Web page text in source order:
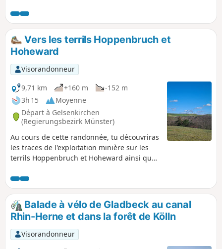
vol des grues cendrées au-dessus de nos
têtes.
Vers les terrils Hoppenbruch et
Hoheward
Visorandonneur
9,71 km
+160 m
-152 m
3h 15
Moyenne
Départ à Gelsenkirchen
(Regierungsbezirk Münster)
Au cours de cette randonnée, tu découvriras
les traces de l'exploitation minière sur les
terrils Hoppenbruch et Hoheward ainsi que
Balade à vélo de Gladbeck au canal
Rhin-Herne et dans la forêt de Kölln
Visorandonneur